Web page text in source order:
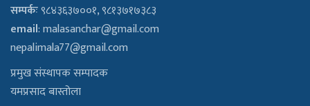
सम्पर्कः९८४३६३७००१, ९८१३७१७३८३
email:malasanchar@gmail.com
nepalimala77@gmail.com
प्रमुख संस्थापक सम्पादक
यमप्रसाद बास्तोला